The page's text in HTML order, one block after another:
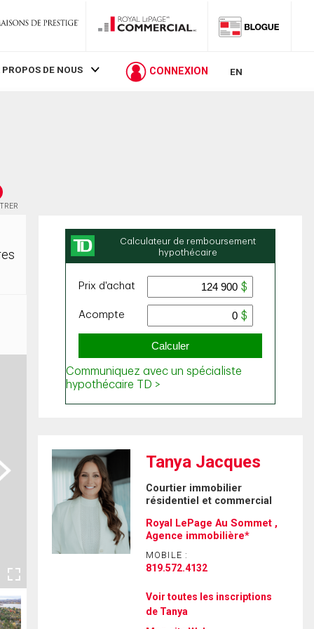
PROPOS DE NOUS CONNEXION EN
Tanya Jacques
Courtier immobilier
résidentiel et commercial
Royal LePage Au Sommet ,
Agence immobilière*
MOBILE :
819.572.4132
Voir toutes les inscriptions
de Tanya